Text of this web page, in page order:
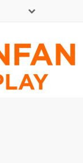
周一 - 周六: 7:00 - 17:00
0086-13365904989